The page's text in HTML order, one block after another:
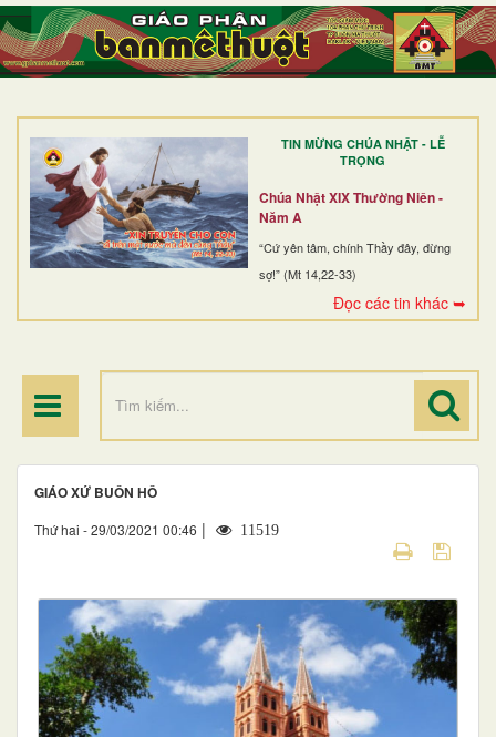
TIN MỪNG CHÚA NHẬT - LỄ
TRỌNG
Chúa Nhật XIX Thường Niên -
Năm A
“Cứ yên tâm, chính Thầy đây, đừng
sợ!” (Mt 14,22-33)
Đọc các tin khác ➥
TRANG NHẤT
GIỚI THIỆU
DÒNG TU
BAN MỤC VỤ
ĐOÀN THỂ CG
ĐIỂM HÀNH HƯƠNG
GIÁO XỨ BUÔN HÔ
Thứ hai - 29/03/2021 00:46 | 11519